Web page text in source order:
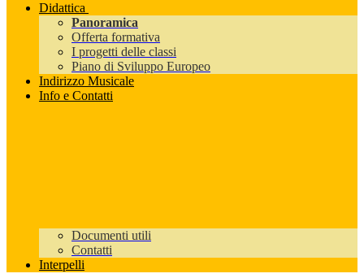
Didattica
Panoramica
Offerta formativa
I progetti delle classi
Piano di Sviluppo Europeo
Indirizzo Musicale
Info e Contatti
Documenti utili
Contatti
Interpelli